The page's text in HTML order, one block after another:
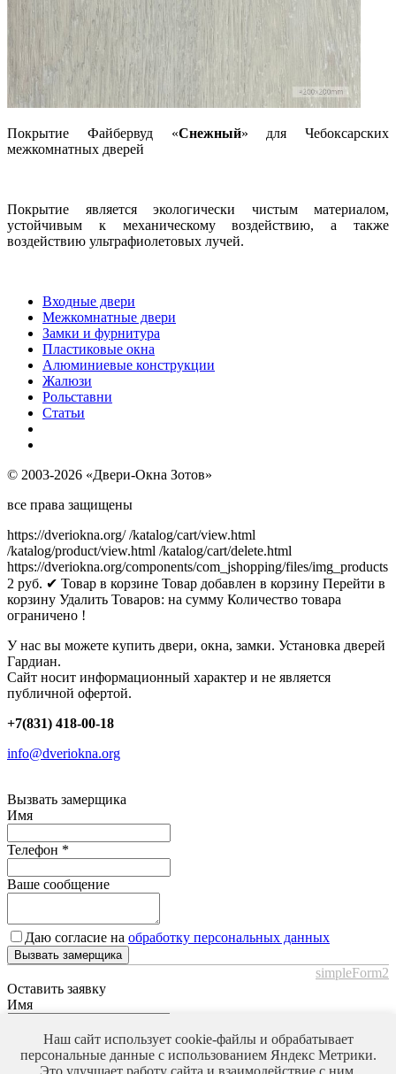
Покрытие Файбервуд «Снежный» для Чебоксарских
межкомнатных дверей
Покрытие является экологически чистым материалом,
устойчивым к механическому воздействию, а также
воздействию ультрафиолетовых лучей.
Входные двери
Межкомнатные двери
Замки и фурнитура
Пластиковые окна
Алюминиевые конструкции
Жалюзи
Рольставни
Статьи
© 2003-2026 «Двери-Окна Зотов»
все права защищены
https://dveriokna.org/ /katalog/cart/view.html
/katalog/product/view.html /katalog/cart/delete.html
https://dveriokna.org/components/com_jshopping/files/img_products
2 руб. ✔ Товар в корзине Товар добавлен в корзину Перейти в
корзину Удалить Товаров: на сумму Количество товара
ограничено !
У нас вы можете купить двери, окна, замки. Установка дверей
Гардиан.
Сайт носит информационный характер и не является
публичной офертой.
+7(831) 418-00-18
info@dveriokna.org
Вызвать замерщика
Имя
Телефон *
Ваше сообщение
Даю согласие на обработку персональных данных
Вызвать замерщика
simpleForm2
Оставить заявку
Имя
Телефон*
Наш сайт использует cookie-файлы и обрабатывает
персональные данные с использованием Яндекс Метрики.
Это улучшает работу сайта и взаимодействие с ним.